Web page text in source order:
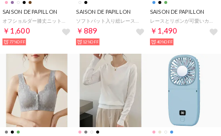
SAISON DE PAPILLON
￥1,600
77%OFF
SAISON DE PAPILLON
￥889
12%OFF
SAISON DE PAPILLON
￥1,490
40%OFF